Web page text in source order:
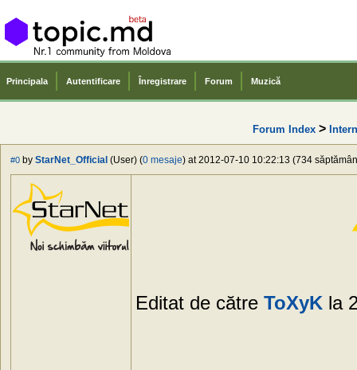
Principala Autentificare Înregistrare Forum Muzică
Forum Index>
#0 by StarNet_Official (User) (0 mesaje) at 2012-07-10 10:22:13 (734
Editat de către ToXyK la